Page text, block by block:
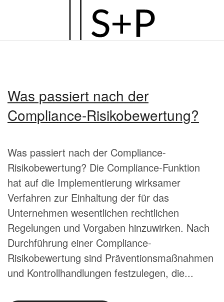
Hauptinhalt
Was passiert nach der
Compliance-Risikobewertung?
Was passiert nach der Compliance-
Risikobewertung? Die Compliance-Funktion
hat auf die Implementierung wirksamer
Verfahren zur Einhaltung der für das
Unternehmen wesentlichen rechtlichen
Regelungen und Vorgaben hinzuwirken. Nach
Durchführung einer Compliance-
Risikobewertung sind Präventionsmaßnahmen
und Kontrollhandlungen festzulegen, die...